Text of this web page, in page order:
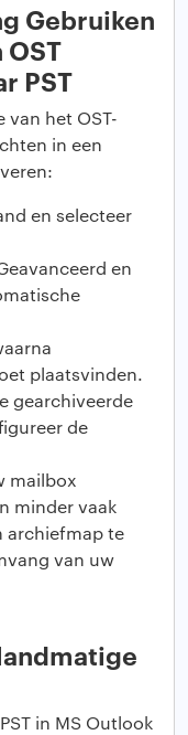
Gebruiken
PST
het OST-
in een
en selecteer
en
plaatsvinden.
gearchiveerde
de
mailbox
minder vaak
archiefmap te
van uw
in MS Outlook